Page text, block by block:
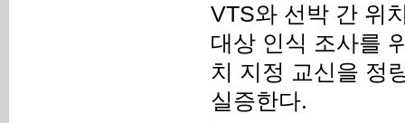
VTS와 선박 간 위
대상 인식 조사를
치 지정 교신을 정
실증한다.